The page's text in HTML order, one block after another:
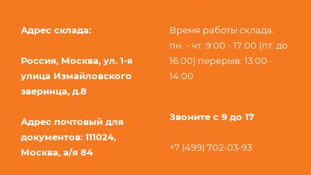
Адрес склада:
Россия, Москва, ул. 1-я
улица Измайловского
зверинца, д.8
Адрес почтовый для
документов: 111024,
Москва, а/я 84
Время работы склада:
пн. - чт. 9:00 - 17:00 (пт. до
16:00) перерыв: 13:00 -
14:00
Звоните с 9 до 17
+7 (499) 702-03-93